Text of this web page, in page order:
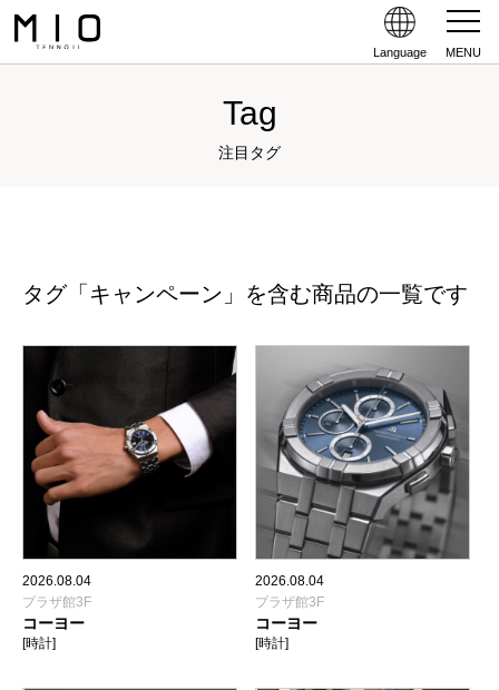
Language MENU
Tag
注目タグ
タグ「キャンペーン」を含む商品の一覧です
2026.08.04
プラザ館3F
コーヨー
[時計]
2026.08.04
プラザ館3F
コーヨー
[時計]